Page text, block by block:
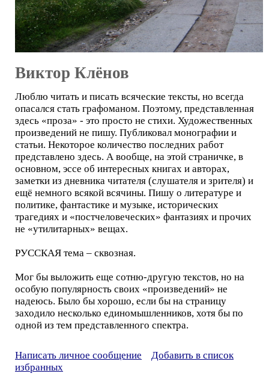
Виктор Клёнов
Люблю читать и писать всяческие тексты, но всегда
опасался стать графоманом. Поэтому, представленная
здесь «проза» - это просто не стихи. Художественных
произведений не пишу. Публиковал монографии и
статьи. Некоторое количество последних работ
представлено здесь. А вообще, на этой страничке, в
основном, эссе об интересных книгах и авторах,
заметки из дневника читателя (слушателя и зрителя) и
ещё немного всякой всячины. Пишу о литературе и
политике, фантастике и музыке, исторических
трагедиях и «постчеловеческих» фантазиях и прочих
не «утилитарных» вещах.
РУССКАЯ тема – сквозная.
Мог бы выложить еще сотню-другую текстов, но на
особую популярность своих «произведений» не
надеюсь. Было бы хорошо, если бы на страницу
заходило несколько единомышленников, хотя бы по
одной из тем представленного спектра.
Написать личное сообщение
Добавить в список
избранных